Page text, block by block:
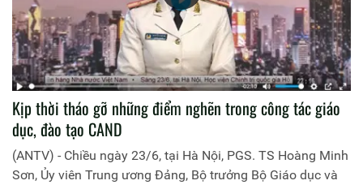
Kịp thời tháo gỡ những điểm nghẽn trong công tác giáo
dục, đào tạo CAND
(ANTV) - Chiều ngày 23/6, tại Hà Nội, PGS. TS Hoàng Minh
Sơn, Ủy viên Trung ương Đảng, Bộ trưởng Bộ Giáo dục và